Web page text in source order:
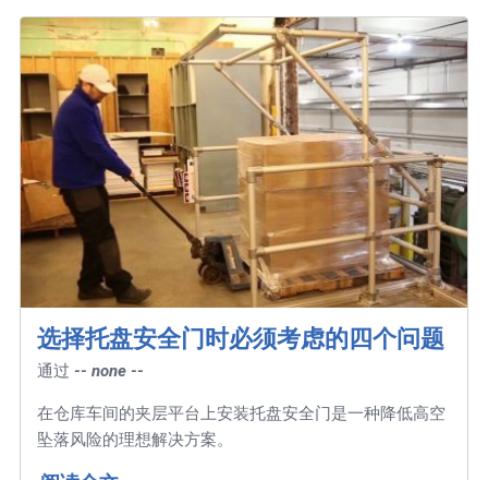
选择托盘安全门时必须考虑的四个问题
通过-- none --
在仓库车间的夹层平台上安装托盘安全门是一种降低高空
坠落风险的理想解决方案。